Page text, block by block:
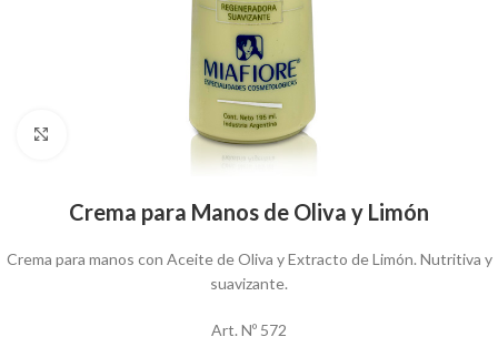
Crema para Manos de Oliva y Limón
Crema para manos con Aceite de Oliva y Extracto de Limón. Nutritiva y
suavizante.
Art. Nº 572